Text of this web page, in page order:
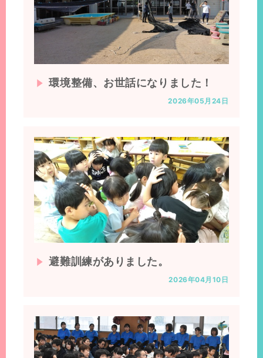
環境整備、お世話になりました！
2026年05月24日
避難訓練がありました。
2026年04月10日